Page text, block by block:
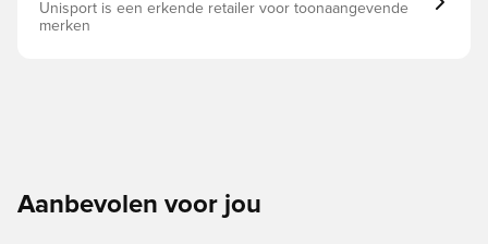
Unisport is een erkende retailer voor toonaangevende
merken
Aanbevolen voor jou